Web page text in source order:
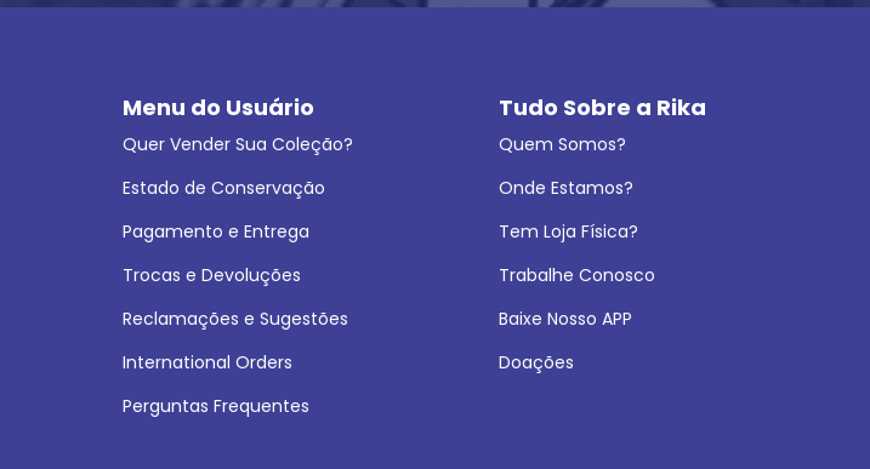
Menu do Usuário
Quer Vender Sua Coleção?
Estado de Conservação
Pagamento e Entrega
Trocas e Devoluções
Reclamações e Sugestões
International Orders
Perguntas Frequentes
Tudo Sobre a Rika
Quem Somos?
Onde Estamos?
Tem Loja Física?
Trabalhe Conosco
Baixe Nosso APP
Doações